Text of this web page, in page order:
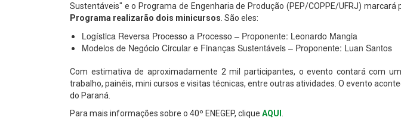
Sustentáveis" e o Programa de Engenharia de Produção (PEP/COPPE/UFRJ)
Programa realizarão dois minicursos. São eles:
Logística Reversa Processo a Processo – Proponente: Leonardo Mangia
Modelos de Negócio Circular e Finanças Sustentáveis – Proponente: Luan Santos
Com estimativa de aproximadamente 2 mil participantes, o evento contará com
trabalho, painéis, mini cursos e visitas técnicas, entre outras atividades. O evento
do Paraná.
Para mais informações sobre o 40º ENEGEP, clique AQUI .